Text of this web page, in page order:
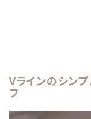
Vラインのシン
フ